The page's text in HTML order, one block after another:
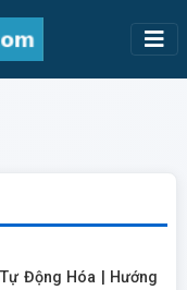
Động Hóa | Hướng